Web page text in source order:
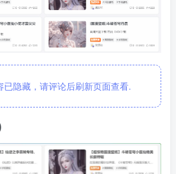
隐藏，请评论后刷新页面查看.